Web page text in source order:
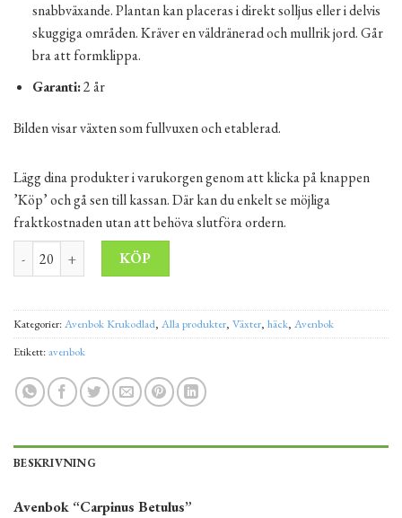
snabbväxande. Plantan kan placeras i direkt solljus eller i delvis
skuggiga områden. Kräver en väldränerad och mullrik jord. Går
bra att formklippa.
Garanti:2 år
Bilden visar växten som fullvuxen och etablerad.
Lägg dina produkter i varukorgen genom att klicka på knappen
’Köp’ och gå sen till kassan. Där kan du enkelt se möjliga
fraktkostnaden utan att behöva slutföra ordern.
Avenbok "Carpinus Betulus" Krukodlad 20-40 cm p9 mängd
KÖP
Kategorier:Avenbok Krukodlad, Alla produkter, Växter, häck, Avenbok
Etikett:avenbok
BESKRIVNING
Avenbok “Carpinus Betulus”